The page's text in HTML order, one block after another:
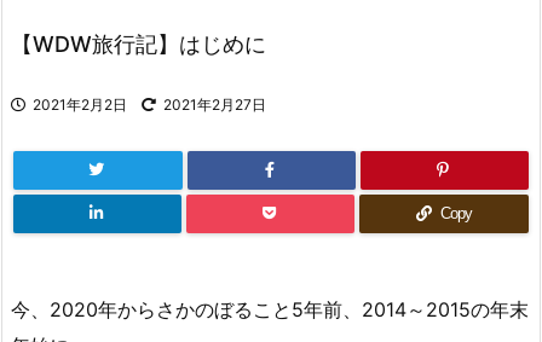
【WDW旅行記】はじめに
2021年2月2日 2021年2月27日
Copy
今、2020年からさかのぼること5年前、2014～2015の年末